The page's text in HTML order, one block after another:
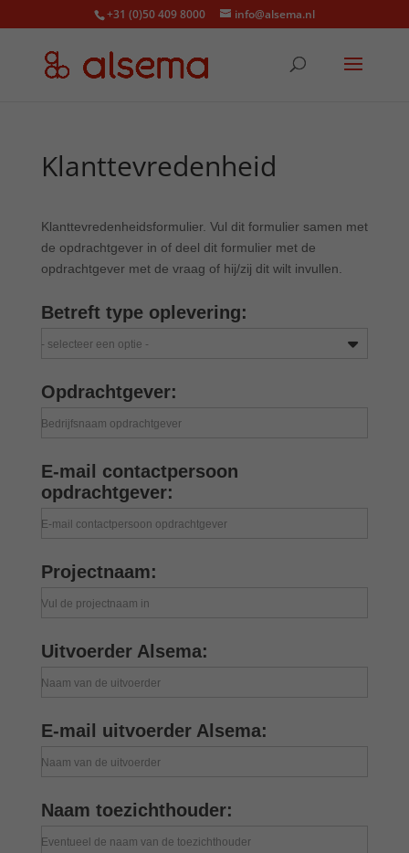
+31 (0)50 409 8000 info@alsema.nl
Klanttevredenheid
Klanttevredenheidsformulier. Vul dit formulier samen met
de opdrachtgever in of deel dit formulier met de
opdrachtgever met de vraag of hij/zij dit wilt invullen.
Betreft type oplevering:
- selecteer een optie -
Opdrachtgever:
Bedrijfsnaam opdrachtgever
E-mail contactpersoon
opdrachtgever:
E-mail contactpersoon opdrachtgever
Projectnaam:
Vul de projectnaam in
Uitvoerder Alsema:
Naam van de uitvoerder
E-mail uitvoerder Alsema:
Naam van de uitvoerder
Naam toezichthouder:
Eventueel de naam van de toezichthouder